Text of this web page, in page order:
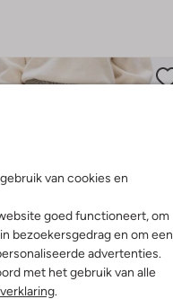
van cookies en
goed functioneert, om
bezoekersgedrag en om een
advertenties.
met het gebruik van alle
.